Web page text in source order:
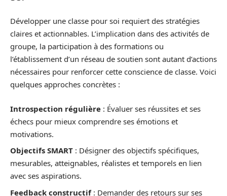
Développer une classe pour soi requiert des stratégies
claires et actionnables. L’implication dans des activités de
groupe, la participation à des formations ou
l’établissement d’un réseau de soutien sont autant d’actions
nécessaires pour renforcer cette conscience de classe. Voici
quelques approches concrètes :
Introspection régulière : Évaluer ses réussites et ses
échecs pour mieux comprendre ses émotions et
motivations.
Objectifs SMART : Désigner des objectifs spécifiques,
mesurables, atteignables, réalistes et temporels en lien
avec ses aspirations.
Feedback constructif: Demander des retours sur ses